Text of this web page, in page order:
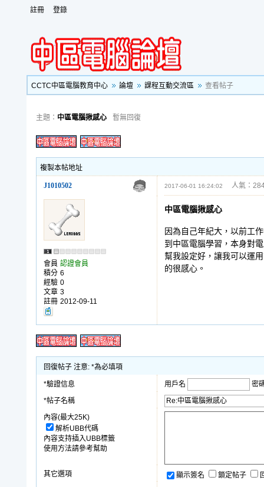
註冊 登錄
CCTC中區電腦教育中心 論壇 課程互動交流區 查看帖子
主題： 中區電腦揪感心 暫無回復
複製本帖地址
J1010502 2017-06-01 16:24:02 人氣：
會員 認證會員
積分 6
經驗 0
文章 3
註冊 2012-09-11
中區電腦揪感心
因為自己年紀大，以前工
到中區電腦學習，本身對
幫我設定好，讓我可以運
的很感心。
回復帖子 注意: *為必填項
*驗證信息 用戶名
密
*帖子名稱
內容(最大25K)
解析UBB代碼
內容支持插入UBB標籤
使用方法請參考幫助
其它選項 顯示簽名 鎖定帖子